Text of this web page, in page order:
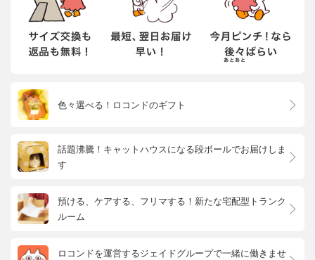
色々選べる！ロコンドのギフト
話題沸騰！キャットハウスになる段ボールでお届けしま
す
預ける、ケアする、フリマする！新たな宅配型トランク
ルーム
ロコンドを運営するジェイドグループで一緒に働きませ